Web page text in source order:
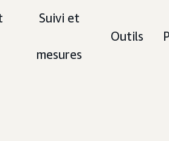
Suivi et
mesures
Outils